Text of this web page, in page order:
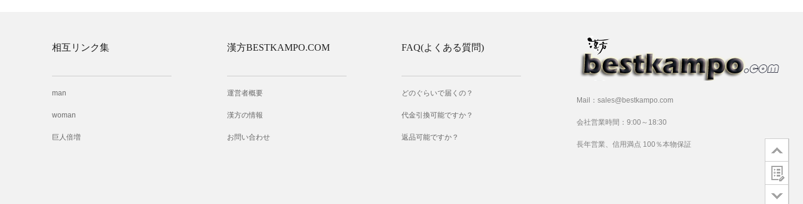
相互リンク集
man
woman
巨人倍増
漢方BESTKAMPO.COM
運営者概要
漢方の情報
お問い合わせ
FAQ(よくある質問)
どのぐらいで届くの？
代金引換可能ですか？
返品可能ですか？
Mail：sales@bestkampo.com
会社営業時間：9:00～18:30
長年営業、信用満点 100％本物保証